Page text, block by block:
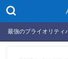
最強のプライオリティ